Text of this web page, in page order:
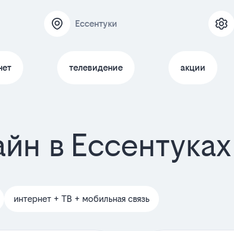
Ессентуки
телевидение акции
в Ессентуках
интернет + ТВ + мобильная связь